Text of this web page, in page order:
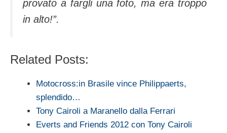
provato a fargli una foto, ma era troppo
in alto!”.
Related Posts:
Motocross:in Brasile vince Philippaerts,
splendido…
Tony Cairoli a Maranello dalla Ferrari
Everts and Friends 2012 con Tony Cairoli